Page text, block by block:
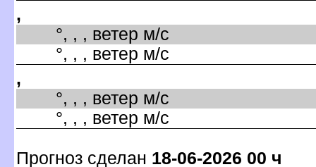
,
°, , , ветер м/с
°, , , ветер м/с
,
°, , , ветер м/с
°, , , ветер м/с
Прогноз сделан 18-06-2026 00 ч